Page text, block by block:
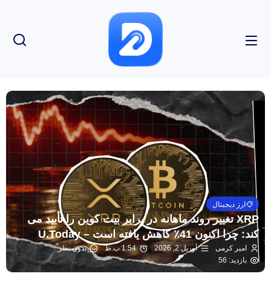
ارز دیجیتال
XRP تغییر روند ماهانه در برابر بیت کوین را تأیید می
کند: چرا اکنون 41٪ کاهش یافته است – U.Today
امیر کرمی آوریل 2, 2026 1:54 ب.ظ
بدون نظر
بازدید: 56